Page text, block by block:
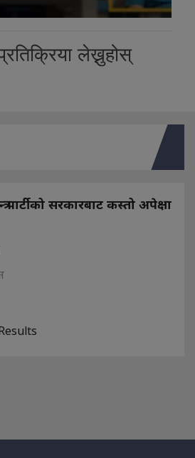
लेख्नुहोस्
पार्टीको सरकारबाट कस्तो अपेक्षा